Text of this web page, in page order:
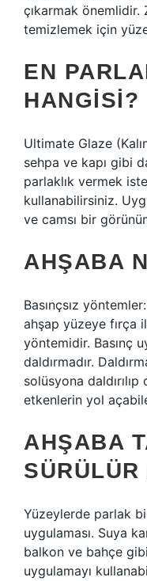
çıkarmak önemlidir.
temizlemek için
EN
HANGISI?
Ultimate Glaze
sehpa ve kapı gibi
parlaklık vermek
kullanabilirsiniz.
ve camsı bir
AHŞABA
Basınçsız
ahşap yüzeye fırça
yöntemidir. Basınç
daldırmadır.
solüsyona daldırılıp
etkenlerin yol
AHŞABA
SÜRÜLÜR
Yüzeylerde parlak
uygulaması. Suya
balkon ve bahçe
uygulamayı